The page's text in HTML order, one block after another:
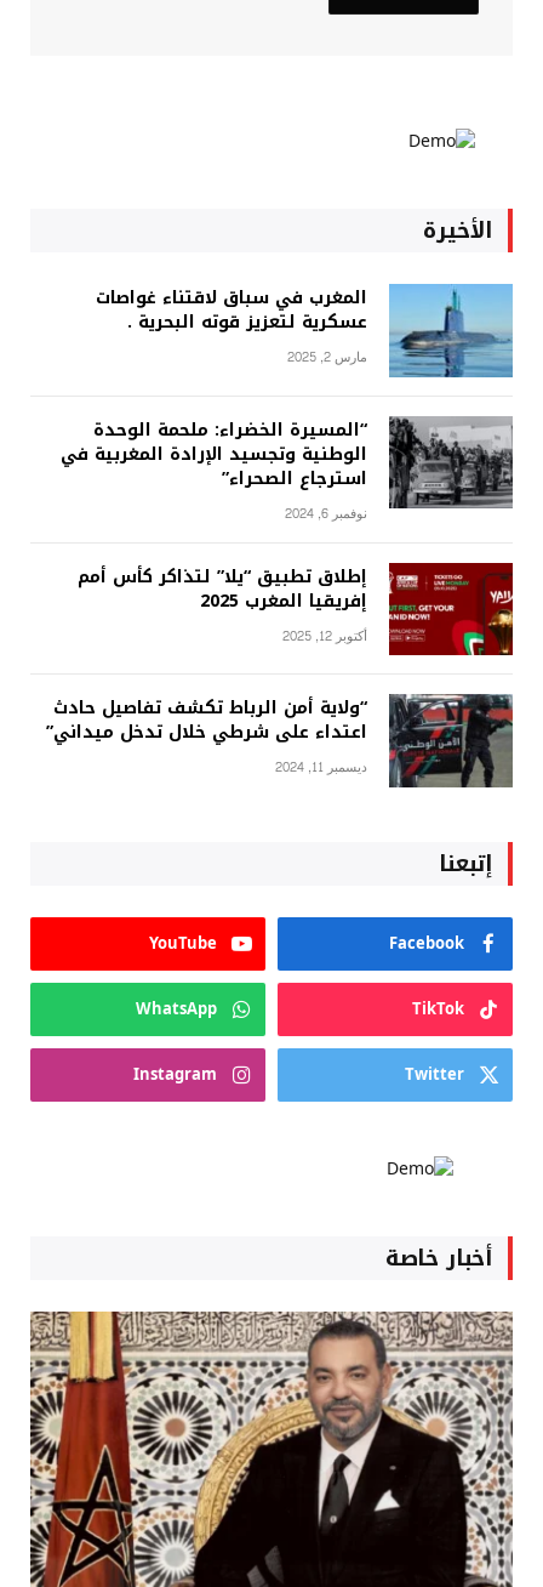
الأخيرة
المغرب في سباق لاقتناء غواصات
عسكرية لتعزيز قوته البحرية .
مارس 2, 2025
“المسيرة الخضراء: ملحمة الوحدة
الوطنية وتجسيد الإرادة المغربية في
استرجاع الصحراء”
نوفمبر 6, 2024
إطلاق تطبيق “يلا” لتذاكر كأس أمم
إفريقيا المغرب 2025
أكتوبر 12, 2025
“ولاية أمن الرباط تكشف تفاصيل حادث
اعتداء على شرطي خلال تدخل ميداني”
ديسمبر 11, 2024
إتبعنا
Facebook
YouTube
TikTok
WhatsApp
Twitter
Instagram
أخبار خاصة